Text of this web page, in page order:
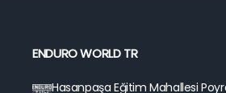
ENDURO WORLD TR
Hasanpaşa Eğitim Mahallesi